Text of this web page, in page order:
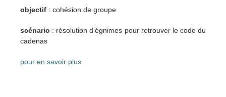
objectif : cohésion de groupe
scénario : résolution d’égnimes pour retrouver le code du
cadenas
pour en savoir plus